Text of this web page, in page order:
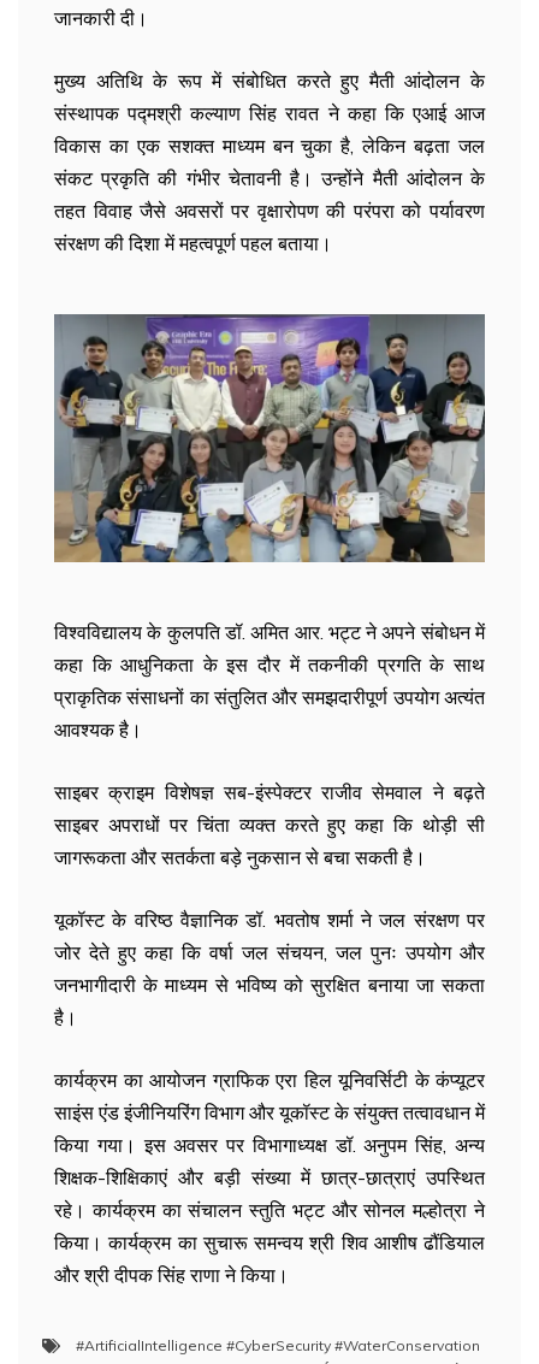
जानकारी दी।
मुख्य अतिथि के रूप में संबोधित करते हुए मैती आंदोलन के
संस्थापक पद्मश्री कल्याण सिंह रावत ने कहा कि एआई आज
विकास का एक सशक्त माध्यम बन चुका है, लेकिन बढ़ता जल
संकट प्रकृति की गंभीर चेतावनी है। उन्होंने मैती आंदोलन के
तहत विवाह जैसे अवसरों पर वृक्षारोपण की परंपरा को पर्यावरण
संरक्षण की दिशा में महत्वपूर्ण पहल बताया।
विश्वविद्यालय के कुलपति डॉ. अमित आर. भट्ट ने अपने संबोधन में
कहा कि आधुनिकता के इस दौर में तकनीकी प्रगति के साथ
प्राकृतिक संसाधनों का संतुलित और समझदारीपूर्ण उपयोग अत्यंत
आवश्यक है।
साइबर क्राइम विशेषज्ञ सब-इंस्पेक्टर राजीव सेमवाल ने बढ़ते
साइबर अपराधों पर चिंता व्यक्त करते हुए कहा कि थोड़ी सी
जागरूकता और सतर्कता बड़े नुकसान से बचा सकती है।
यूकॉस्ट के वरिष्ठ वैज्ञानिक डॉ. भवतोष शर्मा ने जल संरक्षण पर
जोर देते हुए कहा कि वर्षा जल संचयन, जल पुनः उपयोग और
जनभागीदारी के माध्यम से भविष्य को सुरक्षित बनाया जा सकता
है।
कार्यक्रम का आयोजन ग्राफिक एरा हिल यूनिवर्सिटी के कंप्यूटर
साइंस एंड इंजीनियरिंग विभाग और यूकॉस्ट के संयुक्त तत्वावधान में
किया गया। इस अवसर पर विभागाध्यक्ष डॉ. अनुपम सिंह, अन्य
शिक्षक-शिक्षिकाएं और बड़ी संख्या में छात्र-छात्राएं उपस्थित
रहे। कार्यक्रम का संचालन स्तुति भट्ट और सोनल मल्होत्रा ने
किया।कार्यक्रम का सुचारू समन्वय श्री शिव आशीष ढौंडियाल
और श्री दीपक सिंह राणा ने किया।
#ArtificialIntelligence #CyberSecurity #WaterConservation